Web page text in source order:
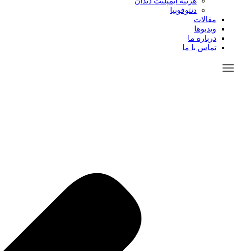
دنتوفوبیا
مقالات
ویدیوها
درباره ما
تماس با ما